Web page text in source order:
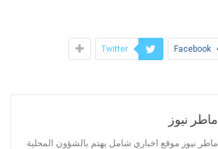
Facebook
Twitter
ماطر نيوز
ماطر نيوز موقع اخباري شامل يهتم بالشؤون المحلية